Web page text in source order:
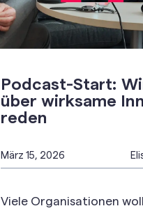
Podcast-Start:
über wirksame
reden
März 15, 2026
Viele Organisationen